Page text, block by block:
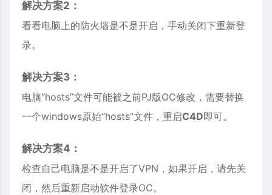
解决方案2：
看看电脑上的防火墙是不是开启，手动关闭下重新登
录。
解决方案3：
电脑“hosts”文件可能被之前PJ版OC修改，需要替换
一个windows原始“hosts”文件，重启C4D即可。
解决方案4：
检查自己电脑是不是开启了VPN，如果开启，请先关
闭，然后重新启动软件登录OC。